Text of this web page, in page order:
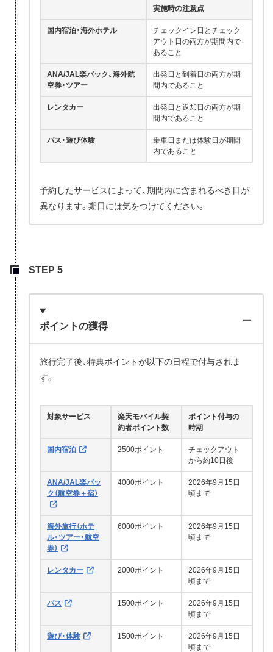
実施時の注意点
国内宿泊・海外ホテル
チェックイン日とチェック
アウト日の両方が期間内で
あること
ANA/JAL楽パック、海外航
空券・ツアー
出発日と到着日の両方が期
間内であること
レンタカー
出発日と返却日の両方が期
間内であること
バス・遊び体験
乗車日または体験日が期間
内であること
予約したサービスによって、期間内に含まれるべき日が
異なります。期日には気をつけてください。
ポイントの獲得
旅行完了後、特典ポイントが以下の日程で付与されま
す。
対象サービス
楽天モバイル契
約者ポイント数
ポイント付与の
時期
国内宿泊 2500ポイント
チェックアウト
から約10日後
ANA/JAL楽パッ
ク（航空券＋宿）
4000ポイント
2026年9月15日
頃まで
海外旅行（ホテ
ル・ツアー・航空
券）
6000ポイント
2026年9月15日
頃まで
レンタカー 2000ポイント
2026年9月15日
頃まで
バス 1500ポイント
2026年9月15日
頃まで
遊び・体験 1500ポイント
2026年9月15日
頃まで